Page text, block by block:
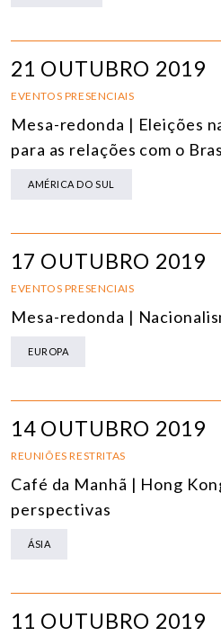
21 OUTUBRO 2019
EVENTOS PRESENCIAIS
Mesa-redonda | Eleições
para as relações com o
AMÉRICA DO SUL
17 OUTUBRO 2019
EVENTOS PRESENCIAIS
Mesa-redonda |
EUROPA
14 OUTUBRO 2019
REUNIÕES RESTRITAS
Café da Manhã | Hong
perspectivas
ÁSIA
11 OUTUBRO 2019